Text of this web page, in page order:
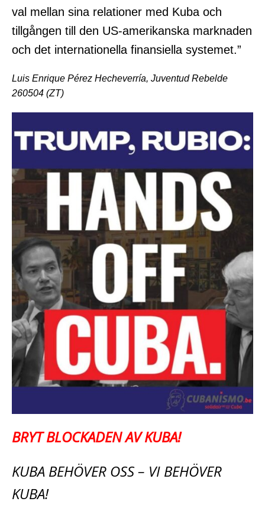
val mellan sina relationer med Kuba och
tillgången till den US-amerikanska marknaden
och det internationella finansiella systemet.”
Luis Enrique Pérez Hecheverría, Juventud Rebelde
260504 (ZT)
BRYT BLOCKADEN AV KUBA!
KUBA BEHÖVER OSS – VI BEHÖVER
KUBA!